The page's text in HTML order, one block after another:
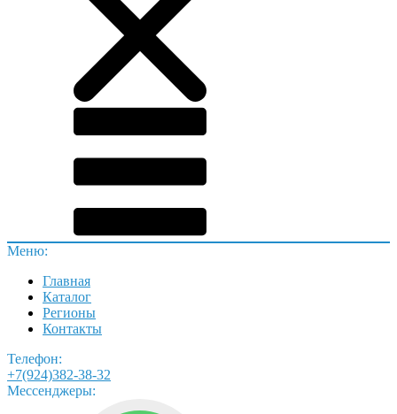
Меню:
Главная
Каталог
Регионы
Контакты
Телефон:
+7(924)382-38-32
Мессенджеры: